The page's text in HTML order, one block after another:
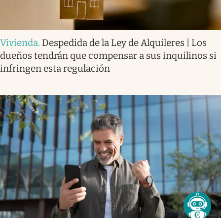
Vivienda. Despedida de la Ley de Alquileres | Los
dueños tendrán que compensar a sus inquilinos si
infringen esta regulación